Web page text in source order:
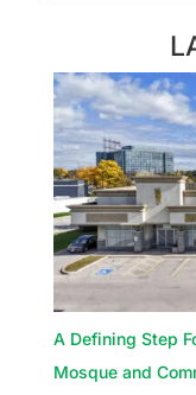
A Defining Step
Mosque and